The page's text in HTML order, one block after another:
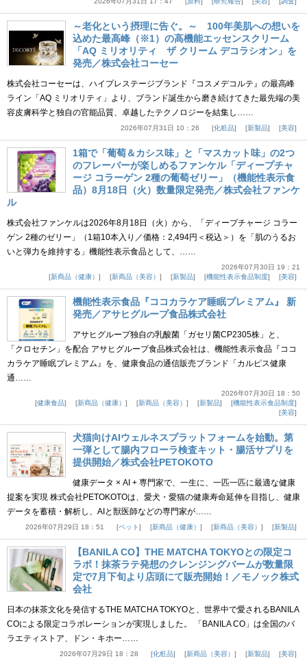
～老化という摂理に告ぐ。～ 100年美肌への想いを
込めた最高峰（※1）の高機能エッセンスクリーム
「AQ ミリオリティ ザ クリーム デコラシオン」を
発売／株式会社コーセー
株式会社コーセーは、ハイプレステージブランド『コスメデコルテ』の最高峰
ライン「AQ ミリオリティ」より、ブランド誕生から磨き続けてきた最先端の美
容皮膚科学と独自の官能品質、卓越したテクノロジーを結集し……
2026年07月31日 10：26 化粧品 新製品 美容
1箱で「葡萄＆カシス味」と「マスカット味」の2つ
のフレーバーが楽しめるファンケル「ディープチャ
ージ コラーゲン 2種の葡萄ゼリー」（機能性表示食
品）8月18日（火）数量限定発売／株式会社ファンケ
ル
株式会社ファンケルは2026年8月18日（火）から、「ディープチャージ コラー
ゲン 2種のゼリー」（1箱10本入り／価格：2,494円＜税込＞）を「肌のうるお
いと弾力を維持する」機能性表示食品として、……
2026年07月30日 19：21
新商品（健康）
新商品（美容） 新製品 機能性表示食品制度 美容
機能性表示食品『ココカラケア睡眠プレミアム』 新
発売／アサヒグループ食品株式会社
アサヒグループ独自の乳酸菌「ガセリ菌CP2305株」と、
「クロセチン」を配合 アサヒグループ食品株式会社は、機能性表示食品『ココ
カラケア睡眠プレミアム』を、健康食品の通信販売ブランド「カルピス健康
通……
2026年07月30日 18：50
健康食品
新商品（健康） 新商品（美容） 新製品
機能性表示食品制度
美容
犬猫向けAIウェルネスプラットフォームを始動。第
一弾として腸内フローラ検査キット・腸活サプリを
提供開始／株式会社PETOKOTO
健康データ × AI + 専門家で、一生に、一匹一匹に最適な健康
提案を実現 株式会社PETOKOTOは、愛犬・愛猫の健康寿命延伸を目指し、健康
データを蓄積・解析し、AIと獣医師などの専門家が……
2026年07月29日 18：51 ペット 新商品（健康） 新商品（美容） 新製品
【BANILA CO】THE MATCHA TOKYOとの限定コ
ラボ！抹茶ラテ発想のクレンジングバームが数量限
定で7月下旬より店頭にて販売開始！／モノック株式
会社
日本の抹茶文化を発信するTHE MATCHA TOKYOと、世界中で愛されるBANILA
COによる限定コラボレーションが実現しました。 「BANILA CO」は全国のバ
ラエティストア、ドン・キホー……
2026年07月29日 18：28 化粧品 新商品（美容） 新製品 美容